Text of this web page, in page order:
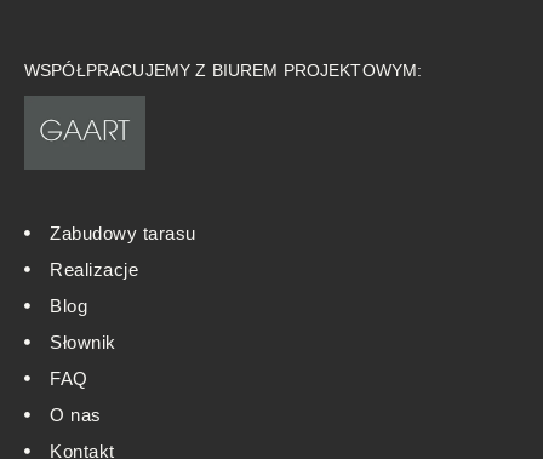
WSPÓŁPRACUJEMY Z BIUREM PROJEKTOWYM:
Zabudowy tarasu
Realizacje
Blog
Słownik
FAQ
O nas
Kontakt